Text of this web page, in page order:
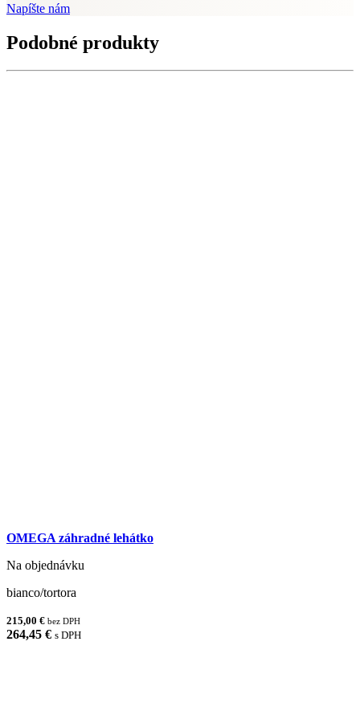
Napíšte nám
Podobné produkty
OMEGA záhradné lehátko
Na objednávku
bianco/tortora
215,00 € bez DPH
264,45 € s DPH